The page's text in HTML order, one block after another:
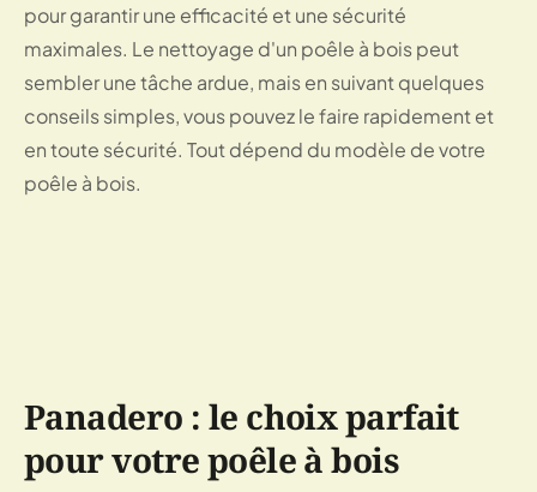
pour garantir une efficacité et une sécurité
maximales. Le nettoyage d'un poêle à bois peut
sembler une tâche ardue, mais en suivant quelques
conseils simples, vous pouvez le faire rapidement et
en toute sécurité. Tout dépend du modèle de votre
poêle à bois.
Panadero : le choix parfait
pour votre poêle à bois